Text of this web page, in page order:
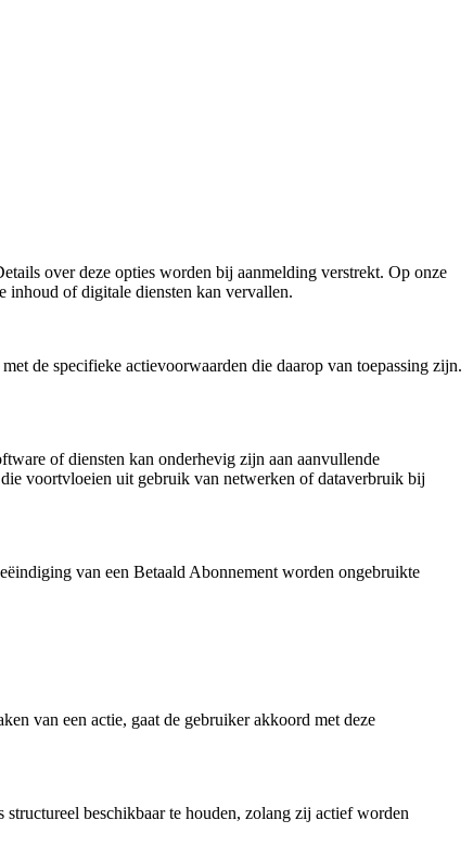
over deze opties worden bij aanmelding verstrekt. Op onze
inhoud of digitale diensten kan vervallen.
de specifieke actievoorwaarden die daarop van toepassing zijn.
of diensten kan onderhevig zijn aan aanvullende
voortvloeien uit gebruik van netwerken of dataverbruik bij
van een Betaald Abonnement worden ongebruikte
van een actie, gaat de gebruiker akkoord met deze
beschikbaar te houden, zolang zij actief worden